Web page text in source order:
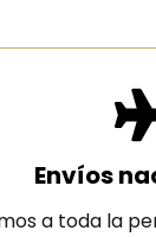
Envíos
a toda la